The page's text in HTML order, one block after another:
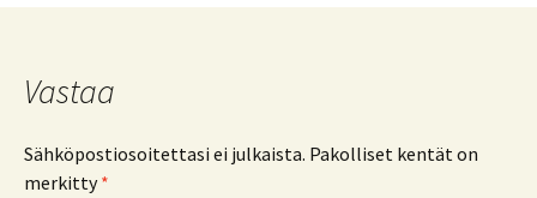
selaus
Vastaa
Sähköpostiosoitettasi ei julkaista. Pakolliset kentät on
merkitty*